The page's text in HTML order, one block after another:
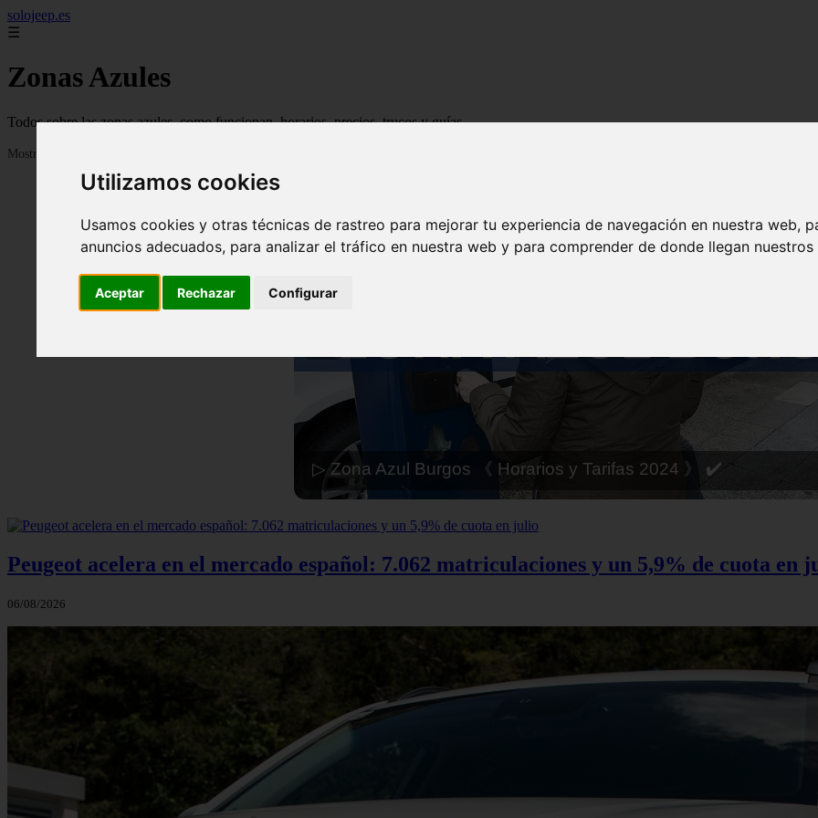
Utilizamos cookies
Usamos cookies y otras técnicas de rastreo para mejorar tu experiencia de navegación en nuestra web,
anuncios adecuados, para analizar el tráfico en nuestra web y para comprender de donde llegan
Aceptar Rechazar Configurar
solojeep.es
☰
Zonas Azules
Todos sobre las zonas azules, como funcionan, horarios, precios, trucos y guías
Mostrando 1 - 24 de 3335 artículos
▷ Zona Azul Córdoba 《 Horarios y Tarifas 2024 》 ✔️
Peugeot acelera en el mercado español: 7.062 matriculaciones y un 5,9% de cuota en
06/08/2026